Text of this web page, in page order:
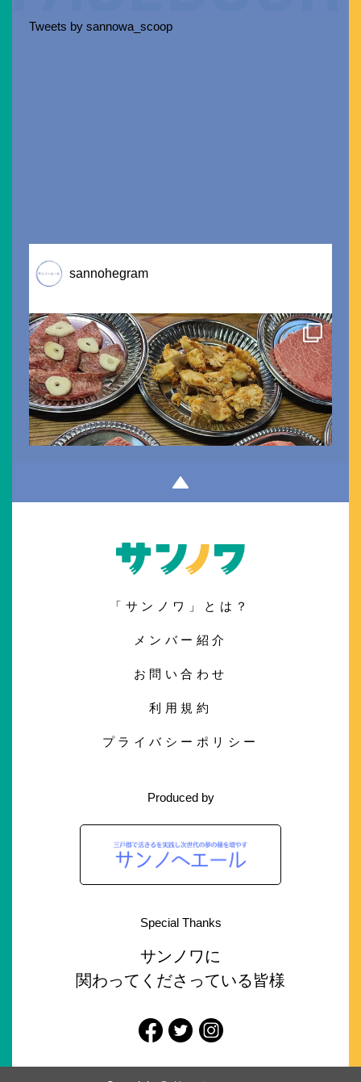
Tweets by sannowa_scoop
sannohegram
「サンノワ」とは？
メンバー紹介
お問い合わせ
利用規約
プライバシーポリシー
Produced by
Special Thanks
サンノワに
関わってくださっている皆様